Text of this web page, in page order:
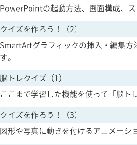
PowerPointの起動方法、画面構成、
クイズを作ろう！（2）
SmartArtグラフィックの挿入・編集
す。
脳トレクイズ（1）
ここまで学習した機能を使って「脳ト
クイズを作ろう！（3）
図形や写真に動きを付けるアニメーシ